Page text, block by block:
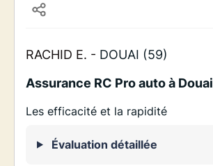
RACHID E. - DOUAI (59)
Assurance RC Pro auto à Douai
Les efficacité et la rapidité
Évaluation détaillée